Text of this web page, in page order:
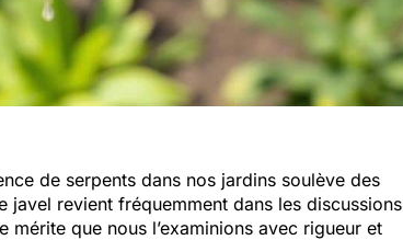
de serpents dans nos jardins soulève des
javel revient fréquemment dans les discussions
que nous l’examinions avec rigueur et